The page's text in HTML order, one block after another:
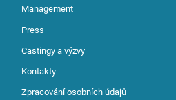
Management
Press
Castingy a výzvy
Kontakty
Zpracování osobních údajů